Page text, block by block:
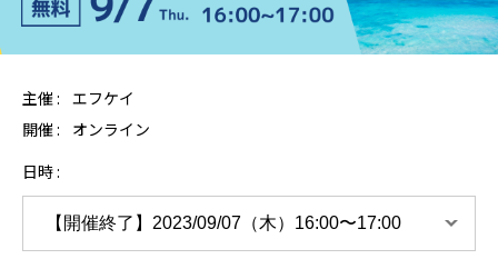
主催 : エフケイ
開催 :
オンライン
日時